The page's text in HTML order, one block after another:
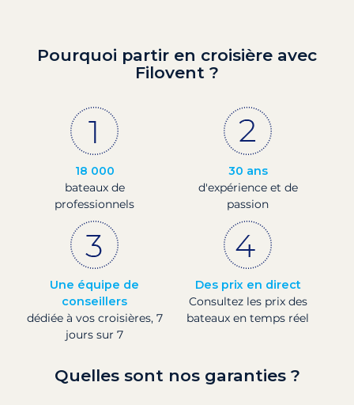
Pourquoi partir en croisière avec
Filovent ?
18 000
bateaux de
professionnels
30 ans
d'expérience et de
passion
Une équipe de
conseillers
dédiée à vos croisières, 7
jours sur 7
Des prix en direct
Consultez les prix des
bateaux en temps réel
Quelles sont nos garanties ?